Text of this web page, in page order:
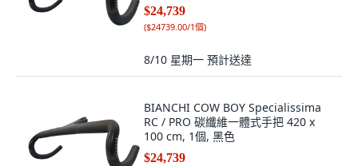
$24,739
($24739.00/1個)
8/10 星期一 預計送達
BIANCHI COW BOY Specialissima
RC / PRO 碳纖維一體式手把 420 x
100 cm, 1個, 黑色
$24,739